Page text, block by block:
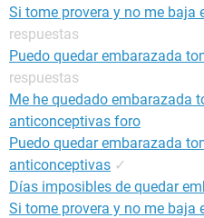
Si tome provera y no me baja
respuestas
Puedo quedar embarazada
respuestas
Me he quedado embarazada
anticonceptivas foro
Puedo quedar embarazada
anticonceptivas ✓
Días imposibles de quedar
Si tome provera y no me baja